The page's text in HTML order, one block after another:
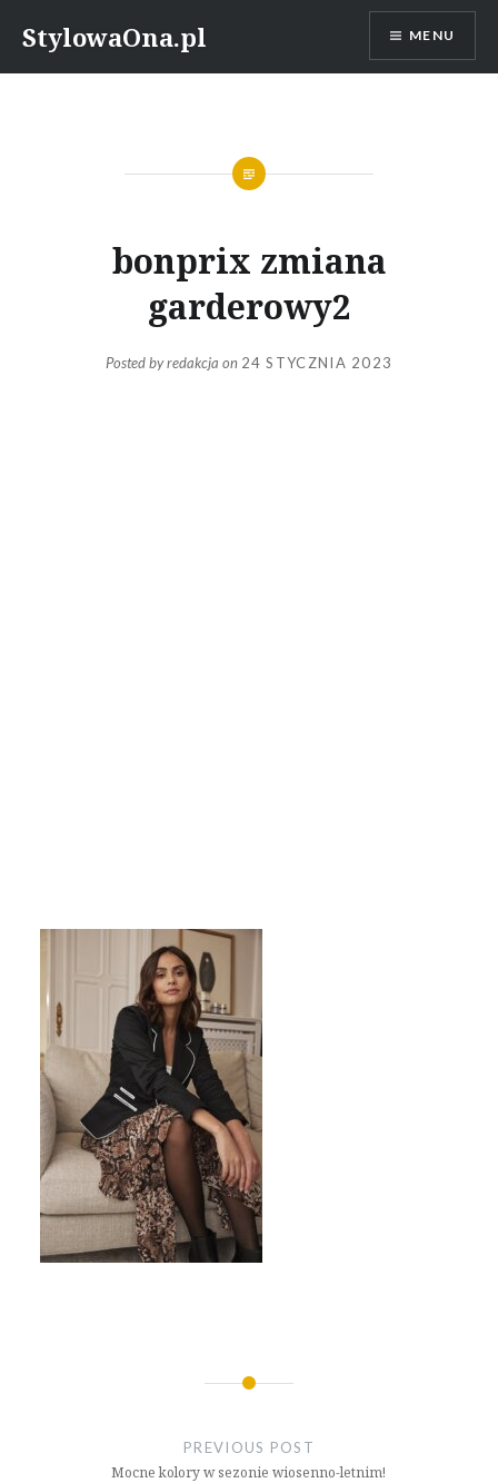
content
StylowaOna.pl MENU
bonprix zmiana
garderowy2
Posted byredakcja on 24 STYCZNIA 2023
PREVIOUS POST
Mocne kolory w sezonie wiosenno-letnim!